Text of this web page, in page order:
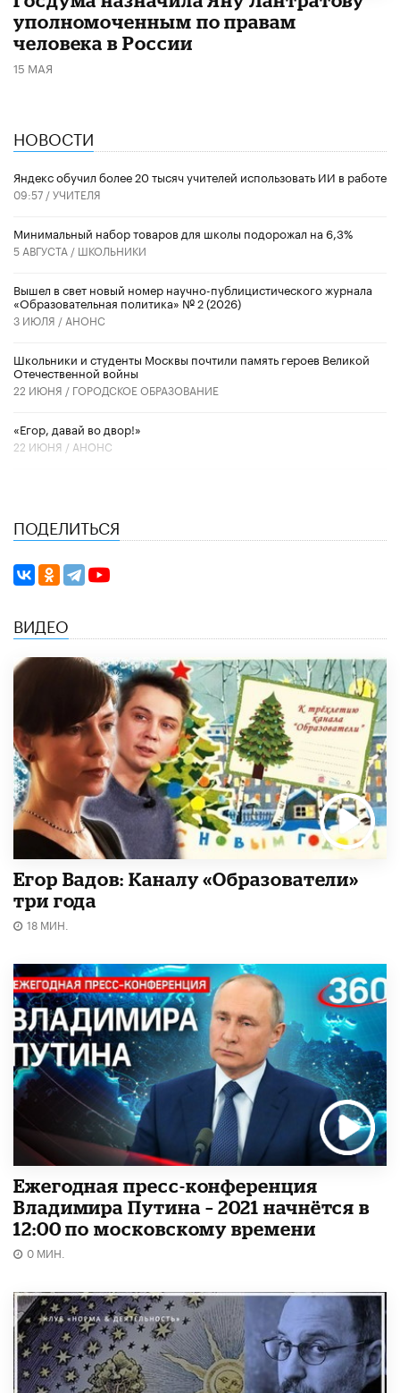
уполномоченным по правам
человека в России
15 МАЯ
НОВОСТИ
​Яндекс обучил более 20 тысяч учителей использовать ИИ в работе
09:57 /УЧИТЕЛЯ
Минимальный набор товаров для школы подорожал на 6,3%
5 АВГУСТА / ШКОЛЬНИКИ
Вышел в свет новый номер научно-публицистического журнала
«Образовательная политика» № 2 (2026)
3 ИЮЛЯ / АНОНС
Школьники и студенты Москвы почтили память героев Великой
Отечественной войны
22 ИЮНЯ / ГОРОДСКОЕ ОБРАЗОВАНИЕ
«Егор, давай во двор!»
22 ИЮНЯ / АНОНС
ПОДЕЛИТЬСЯ
ВИДЕО
Егор Вадов: Каналу «Образователи»
три года
18 МИН.
Ежегодная пресс-конференция
Владимира Путина – 2021 начнётся в
12:00 по московскому времени
0 МИН.